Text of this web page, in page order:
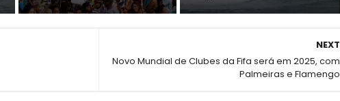
NEXT
Novo Mundial de Clubes da Fifa será em 2025, com
Palmeiras e Flamengo